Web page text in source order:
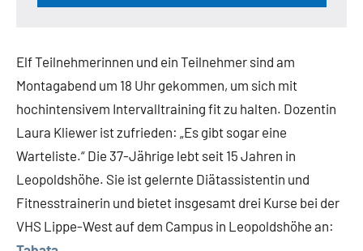
Elf Teilnehmerinnen und ein Teilnehmer sind am
Montagabend um 18 Uhr gekommen, um sich mit
hochintensivem Intervalltraining fit zu halten. Dozentin
Laura Kliewer ist zufrieden: „Es gibt sogar eine
Warteliste.“ Die 37-Jährige lebt seit 15 Jahren in
Leopoldshöhe. Sie ist gelernte Diätassistentin und
Fitnesstrainerin und bietet insgesamt drei Kurse bei der
VHS Lippe-West auf dem Campus in Leopoldshöhe an: